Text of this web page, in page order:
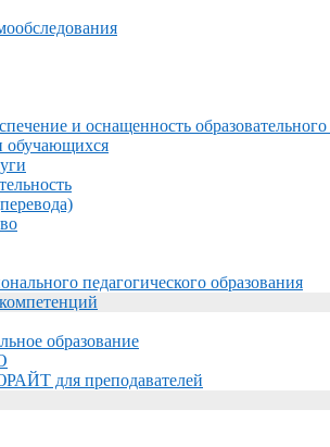
и оснащенность
обучающихся
педагогического образования
образование
для преподавателей